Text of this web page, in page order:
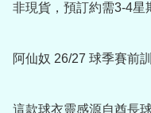
非現貨，預訂約需3-4星
阿仙奴 26/27 球季賽前
這款球衣靈感源自酋長